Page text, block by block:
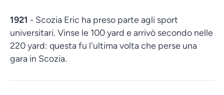
1921 - Scozia Eric ha preso parte agli sport
universitari. Vinse le 100 yard e arrivò secondo nelle
220 yard: questa fu l'ultima volta che perse una
gara in Scozia.